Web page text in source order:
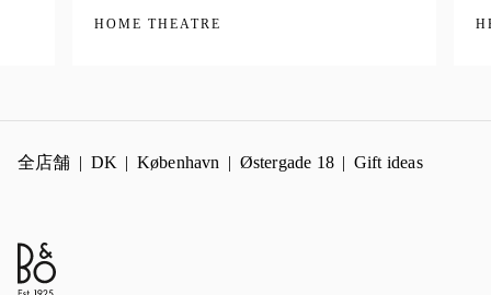
HOME THEATRE
全店舗 DK København Østergade 18 Gift ideas